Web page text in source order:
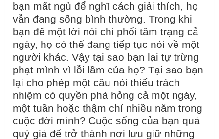
bạn mất ngủ để nghĩ cách giải thích, họ
vẫn đang sống bình thường. Trong khi
bạn để một lời nói chi phối tâm trạng cả
ngày, họ có thể đang tiếp tục nói về một
người khác. Vậy tại sao bạn lại tự trừng
phạt mình vì lỗi lầm của họ? Tại sao bạn
lại cho phép một câu nói thiếu trách
nhiệm có quyền phá hỏng cả một ngày,
một tuần hoặc thậm chí nhiều năm trong
cuộc đời mình? Cuộc sống của bạn quá
quý giá để trở thành nơi lưu giữ những